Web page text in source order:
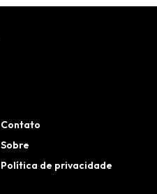
Contato
Sobre
Política de privacidade